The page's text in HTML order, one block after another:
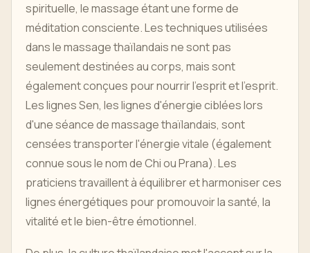
spirituelle, le massage étant une forme de
méditation consciente. Les techniques utilisées
dans le massage thaïlandais ne sont pas
seulement destinées au corps, mais sont
également conçues pour nourrir l'esprit et l'esprit.
Les lignes Sen, les lignes d'énergie ciblées lors
d'une séance de massage thaïlandais, sont
censées transporter l'énergie vitale (également
connue sous le nom de Chi ou Prana). Les
praticiens travaillent à équilibrer et harmoniser ces
lignes énergétiques pour promouvoir la santé, la
vitalité et le bien-être émotionnel.